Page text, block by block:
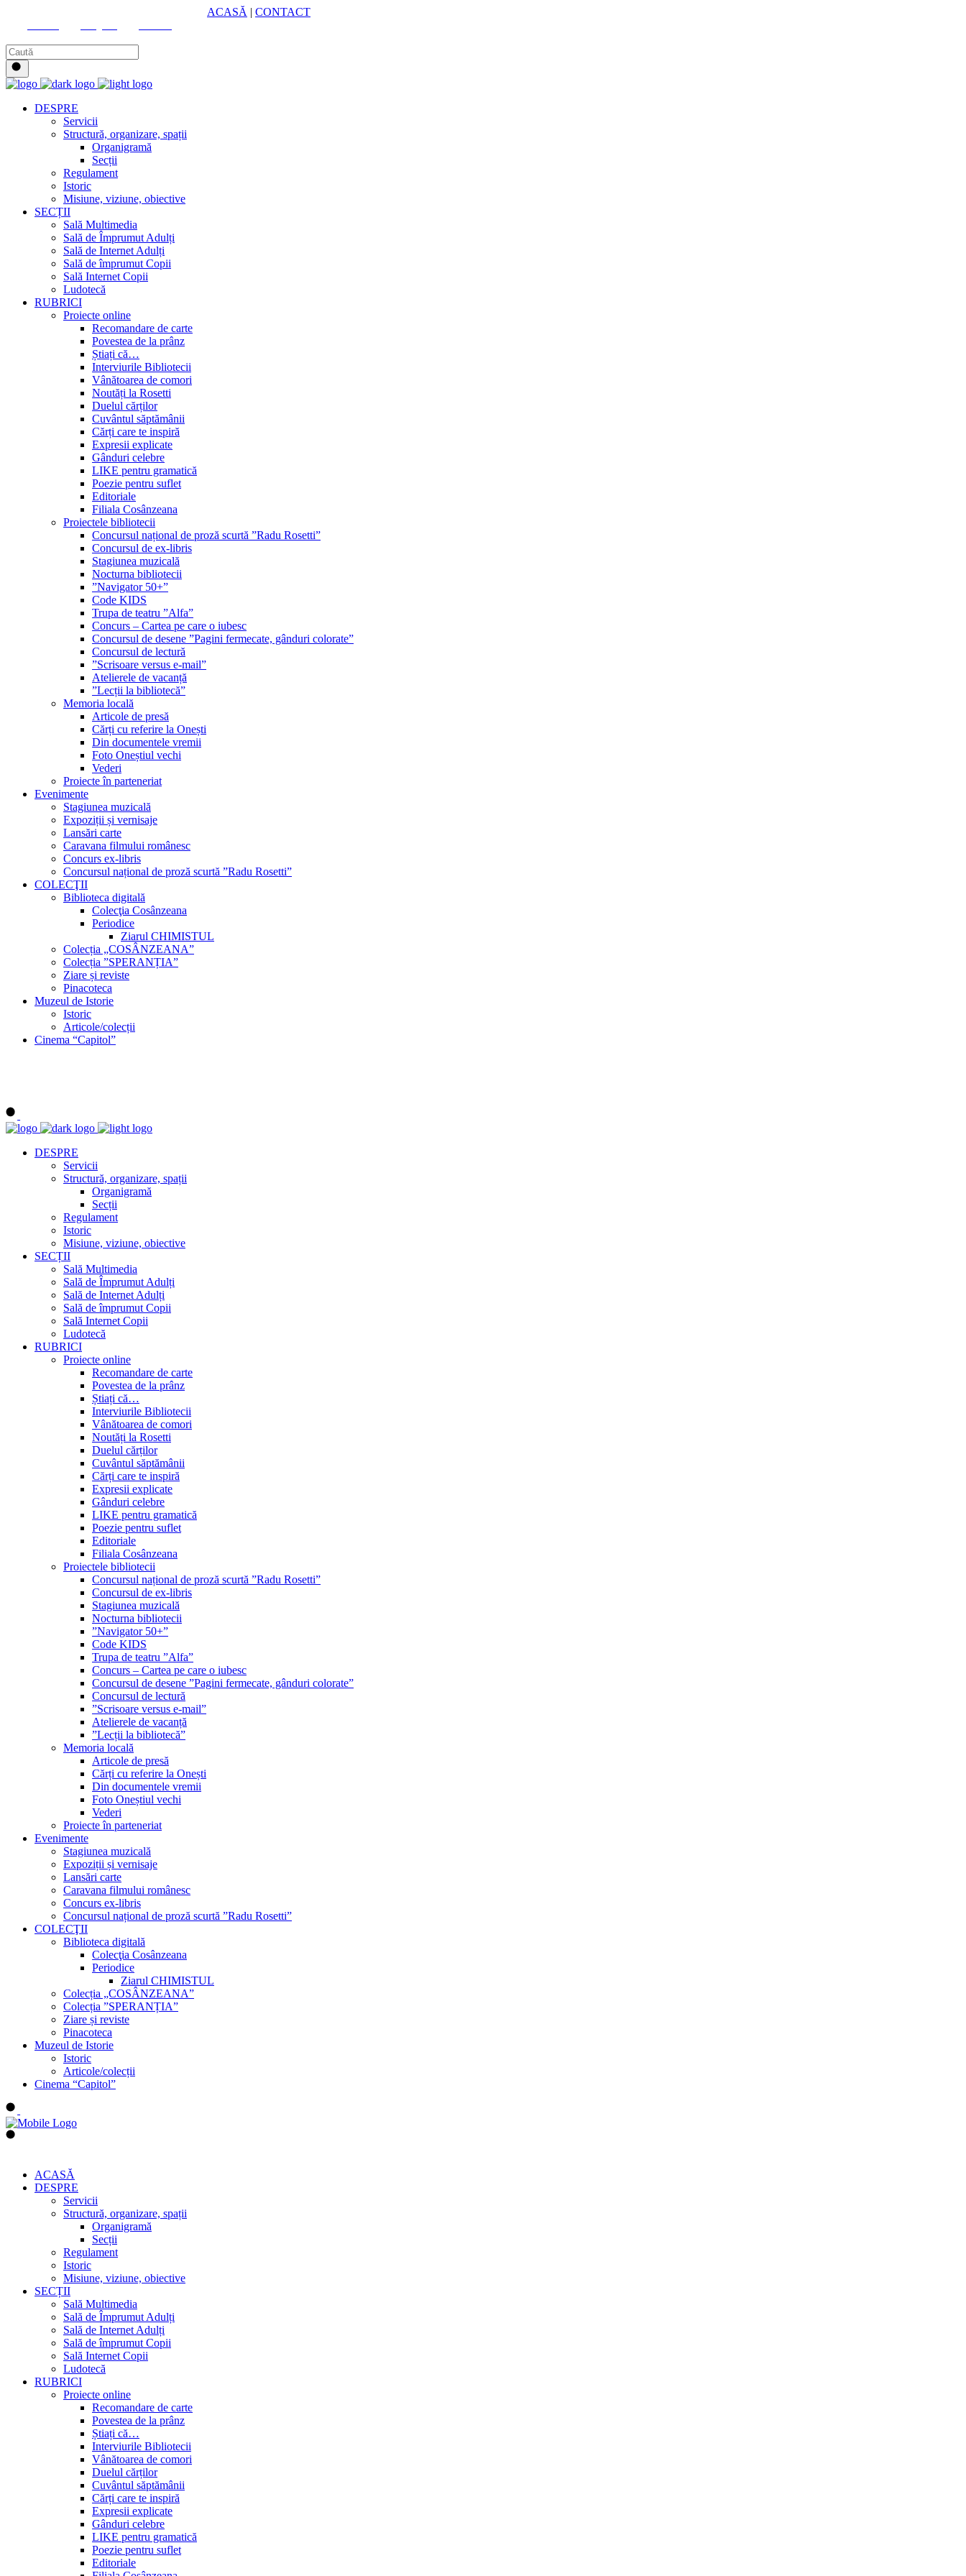
ACASĂ | CONTACT
DESPRE
Servicii
Structură, organizare, spații
Organigramă
Secții
Regulament
Istoric
Misiune, viziune, obiective
SECȚII
Sală Multimedia
Sală de Împrumut Adulți
Sală de Internet Adulți
Sală de împrumut Copii
Sală Internet Copii
Ludotecă
RUBRICI
Proiecte online
Recomandare de carte
Povestea de la prânz
Știați că…
Interviurile Bibliotecii
Vânătoarea de comori
Noutăți la Rosetti
Duelul cărților
Cuvântul săptămânii
Cărți care te inspiră
Expresii explicate
Gânduri celebre
LIKE pentru gramatică
Poezie pentru suflet
Editoriale
Filiala Cosânzeana
Proiectele bibliotecii
Concursul național de proză scurtă ”Radu Rosetti”
Concursul de ex-libris
Stagiunea muzicală
Nocturna bibliotecii
”Navigator 50+”
Code KIDS
Trupa de teatru ”Alfa”
Concurs – Cartea pe care o iubesc
Concursul de desene ”Pagini fermecate, gânduri colorate”
Concursul de lectură
”Scrisoare versus e-mail”
Atelierele de vacanță
”Lecții la bibliotecă”
Memoria locală
Articole de presă
Cărți cu referire la Onești
Din documentele vremii
Foto Oneștiul vechi
Vederi
Proiecte în parteneriat
Evenimente
Stagiunea muzicală
Expoziții și vernisaje
Lansări carte
Caravana filmului românesc
Concurs ex-libris
Concursul național de proză scurtă ”Radu Rosetti”
COLECŢII
Biblioteca digitală
Colecţia Cosânzeana
Periodice
Ziarul CHIMISTUL
Colecția „COSÂNZEANA”
Colecția ”SPERANȚIA”
Ziare și reviste
Pinacoteca
Muzeul de Istorie
Istoric
Articole/colecții
Cinema “Capitol”
DESPRE
Servicii
Structură, organizare, spații
Organigramă
Secții
Regulament
Istoric
Misiune, viziune, obiective
SECȚII
Sală Multimedia
Sală de Împrumut Adulți
Sală de Internet Adulți
Sală de împrumut Copii
Sală Internet Copii
Ludotecă
RUBRICI
Proiecte online
Recomandare de carte
Povestea de la prânz
Știați că…
Interviurile Bibliotecii
Vânătoarea de comori
Noutăți la Rosetti
Duelul cărților
Cuvântul săptămânii
Cărți care te inspiră
Expresii explicate
Gânduri celebre
LIKE pentru gramatică
Poezie pentru suflet
Editoriale
Filiala Cosânzeana
Proiectele bibliotecii
Concursul național de proză scurtă ”Radu Rosetti”
Concursul de ex-libris
Stagiunea muzicală
Nocturna bibliotecii
”Navigator 50+”
Code KIDS
Trupa de teatru ”Alfa”
Concurs – Cartea pe care o iubesc
Concursul de desene ”Pagini fermecate, gânduri colorate”
Concursul de lectură
”Scrisoare versus e-mail”
Atelierele de vacanță
”Lecții la bibliotecă”
Memoria locală
Articole de presă
Cărți cu referire la Onești
Din documentele vremii
Foto Oneștiul vechi
Vederi
Proiecte în parteneriat
Evenimente
Stagiunea muzicală
Expoziții și vernisaje
Lansări carte
Caravana filmului românesc
Concurs ex-libris
Concursul național de proză scurtă ”Radu Rosetti”
COLECŢII
Biblioteca digitală
Colecţia Cosânzeana
Periodice
Ziarul CHIMISTUL
Colecția „COSÂNZEANA”
Colecția ”SPERANȚIA”
Ziare și reviste
Pinacoteca
Muzeul de Istorie
Istoric
Articole/colecții
Cinema “Capitol”
ACASĂ
DESPRE
Servicii
Structură, organizare, spații
Organigramă
Secții
Regulament
Istoric
Misiune, viziune, obiective
SECȚII
Sală Multimedia
Sală de Împrumut Adulți
Sală de Internet Adulți
Sală de împrumut Copii
Sală Internet Copii
Ludotecă
RUBRICI
Proiecte online
Recomandare de carte
Povestea de la prânz
Știați că…
Interviurile Bibliotecii
Vânătoarea de comori
Duelul cărților
Cuvântul săptămânii
Cărți care te inspiră
Expresii explicate
Gânduri celebre
LIKE pentru gramatică
Poezie pentru suflet
Editoriale